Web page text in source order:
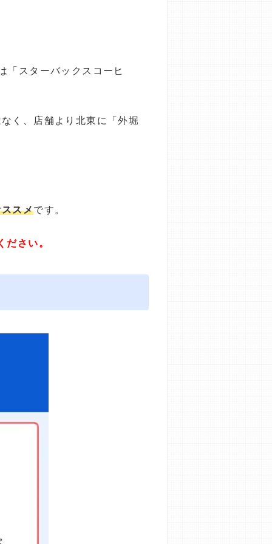
「スターバックスコーヒ
く、店舗より北東に「外堀
スメです。
さい。